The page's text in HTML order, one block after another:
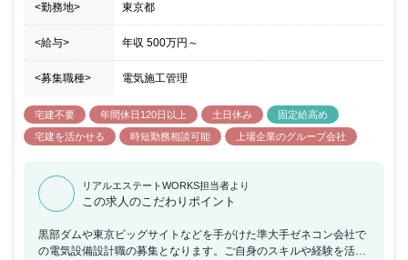
<勤務地> 東京都
<給与> 年収 500万円 ～
<募集職種> 電気施工管理
宅建不要 年間休日120日以上 土日休み
固定給高め
宅建を活かせる
時短勤務相談可能 上場企業のグループ会社
リアルエステートWORKS担当者より
この求人のこだわりポイント
黒部ダムや東京ビッグサイトなどを手がけた準大手ゼネコン会社で
の電気設備設計職の募集となります。ご自身のスキルや経験を活か